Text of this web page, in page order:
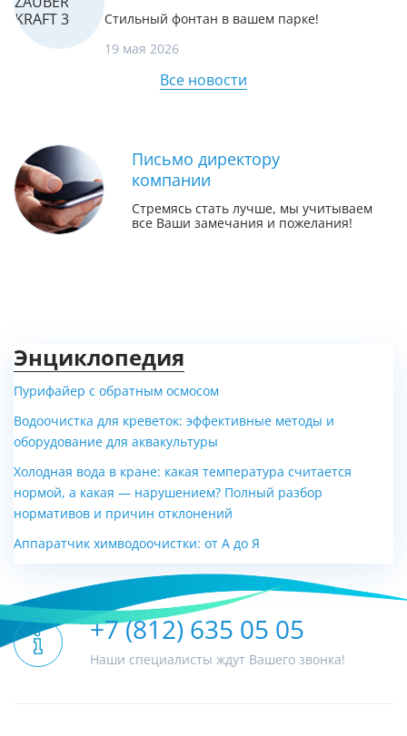
Стильный фонтан в вашем парке!
19 мая 2026
Все новости
Письмо директору
компании
Стремясь стать лучше, мы учитываем
все Ваши замечания и пожелания!
Энциклопедия
Пурифайер с обратным осмосом
Водоочистка для креветок: эффективные методы и
оборудование для аквакультуры
Холодная вода в кране: какая температура считается
нормой, а какая — нарушением? Полный разбор
нормативов и причин отклонений
Аппаратчик химводоочистки: от А до Я
+7 (812) 635 05 05
Наши специалисты ждут Вашего звонка!